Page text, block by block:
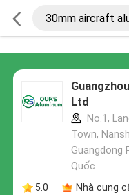
Ltd
No.1,
Town,
Guangdong
Quốc
5.0
Nhà cung